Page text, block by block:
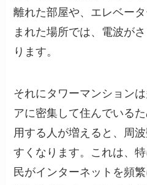
離れた部屋や、エレベー
まれた場所では、電波が
ります。
それにタワーマンション
アに密集して住んでいる
用する人が増えると、周
すくなります。これは、
民がインターネットを頻